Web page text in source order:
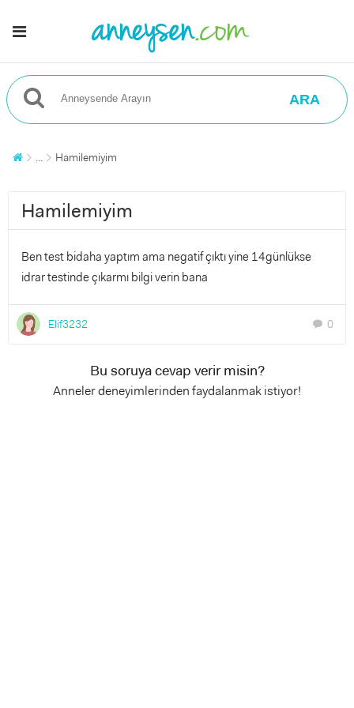
ARA
... Hamilemiyim
Hamilemiyim
Ben test bidaha yaptım ama negatif çıktı yine 14günlükse
idrar testinde çıkarmı bilgi verin bana
Elif3232 chat 0
Bu soruya cevap verir misin?
Anneler deneyimlerinden faydalanmak istiyor!